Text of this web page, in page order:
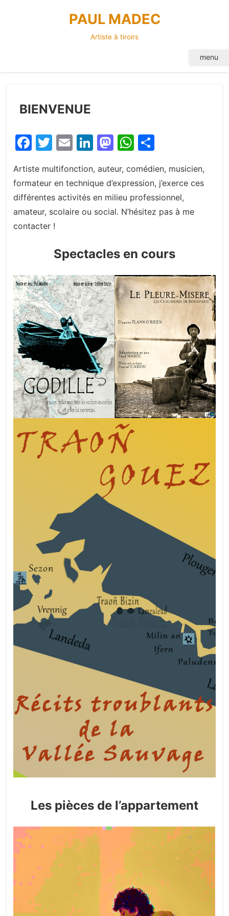
PAUL MADEC
Artiste à tiroirs
menu
BIENVENUE
Facebook
Twitter
EmailLinkedIn
Mastodon
WhatsApp
Artiste multifonction, auteur, comédien, musicien,
formateur en technique d’expression, j’exerce ces
différentes activités en milieu professionnel,
amateur, scolaire ou social. N’hésitez pas à me
contacter !
Spectacles en cours
Les pièces de l’appartement